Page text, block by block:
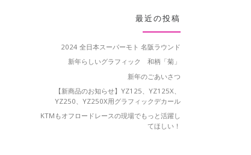
最近の投稿
2024 全日本スーパーモト 名阪ラウンド
新年らしいグラフィック 和柄「菊」
新年のごあいさつ
【新商品のお知らせ】YZ125、YZ125X、
YZ250、YZ250X用グラフィックデカール
KTMもオフロードレースの現場でもっと活躍し
てほしい！